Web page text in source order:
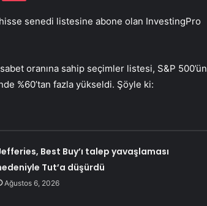
senedi listesine abone olan InvestingPro
oranına sahip seçimler listesi, S&P 500’ün
%60’tan fazla yükseldi. Şöyle ki:
Best Buy’ı talep yavaşlaması
Tut’a düşürdü
Ağustos 6, 2026